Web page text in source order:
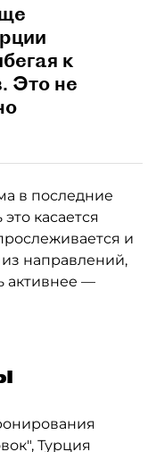
к
Это не
в последние
касается
и
направлений,
активнее —
Турция